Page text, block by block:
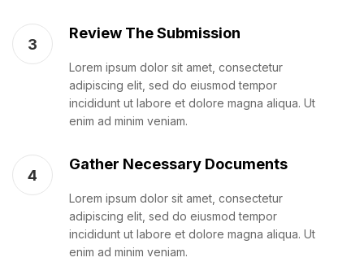
3
Review The Submission
Lorem ipsum dolor sit amet, consectetur
adipiscing elit, sed do eiusmod tempor
incididunt ut labore et dolore magna aliqua. Ut
enim ad minim veniam.
4
Gather Necessary Documents
Lorem ipsum dolor sit amet, consectetur
adipiscing elit, sed do eiusmod tempor
incididunt ut labore et dolore magna aliqua. Ut
enim ad minim veniam.